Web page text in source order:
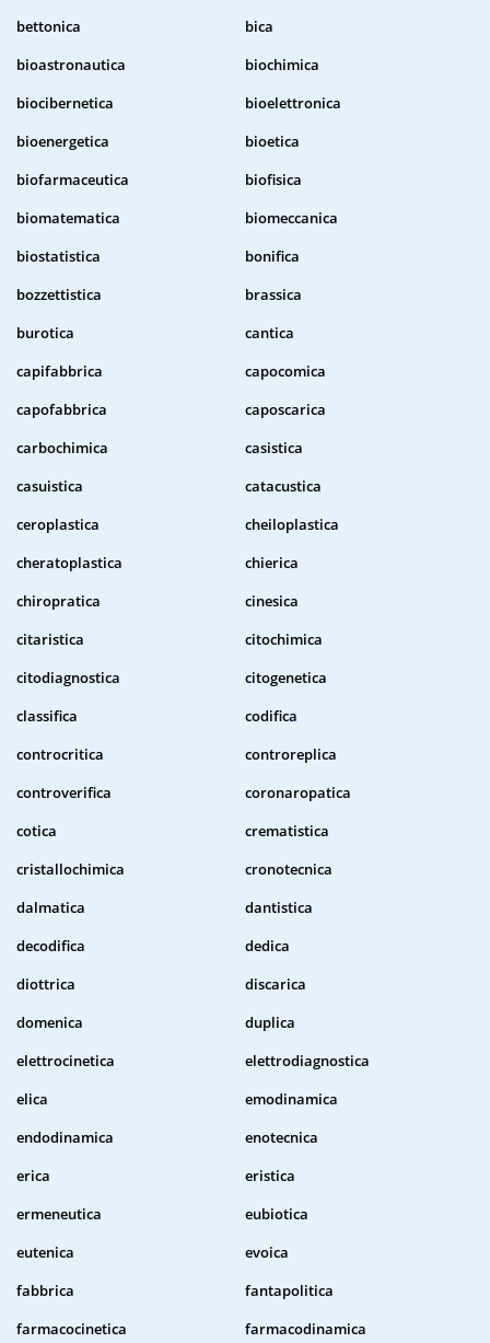
bettonica
bica
bioastronautica
biochimica
biocibernetica
bioelettronica
bioenergetica
bioetica
biofarmaceutica
biofisica
biomatematica
biomeccanica
biostatistica
bonifica
bozzettistica
brassica
burotica
cantica
capifabbrica
capocomica
capofabbrica
caposcarica
carbochimica
casistica
casuistica
catacustica
ceroplastica
cheiloplastica
cheratoplastica
chierica
chiropratica
cinesica
citaristica
citochimica
citodiagnostica
citogenetica
classifica
codifica
controcritica
controreplica
controverifica
coronaropatica
cotica
crematistica
cristallochimica
cronotecnica
dalmatica
dantistica
decodifica
dedica
diottrica
discarica
domenica
duplica
elettrocinetica
elettrodiagnostica
elica
emodinamica
endodinamica
enotecnica
erica
eristica
ermeneutica
eubiotica
eutenica
evoica
fabbrica
fantapolitica
farmacocinetica
farmacodinamica